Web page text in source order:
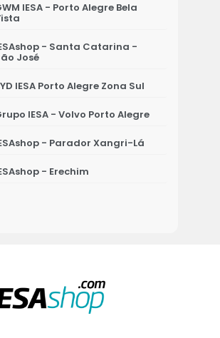
IESA - Porto Alegre Bela
IESA Porto Alegre Zona Sul
IESA - Volvo Porto Alegre
- Erechim
IESAshop - Novo Hamburgo
- Parador Xangri-Lá
- Passo Fundo
- Santa Catarina -
José